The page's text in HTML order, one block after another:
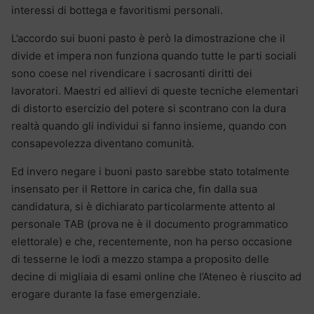
interessi di bottega e favoritismi personali.
L’accordo sui buoni pasto è però la dimostrazione che il
divide et impera non funziona quando tutte le parti sociali
sono coese nel rivendicare i sacrosanti diritti dei
lavoratori. Maestri ed allievi di queste tecniche elementari
di distorto esercizio del potere si scontrano con la dura
realtà quando gli individui si fanno insieme, quando con
consapevolezza diventano comunità.
Ed invero negare i buoni pasto sarebbe stato totalmente
insensato per il Rettore in carica che, fin dalla sua
candidatura, si è dichiarato particolarmente attento al
personale TAB (prova ne è il documento programmatico
elettorale) e che, recentemente, non ha perso occasione
di tesserne le lodi a mezzo stampa a proposito delle
decine di migliaia di esami online che l’Ateneo è riuscito ad
erogare durante la fase emergenziale.